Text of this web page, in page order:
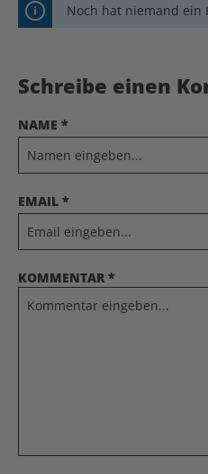
Noch hat niemand ein
Schreibe einen
NAME *
EMAIL *
KOMMENTAR *